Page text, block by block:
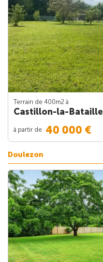
Terrain de 400m2 à
Castillon-la-Bataille
à partir de 40 000 €
Doulezon